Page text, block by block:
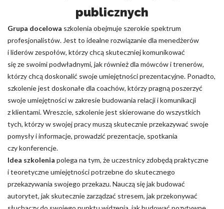
publicznych
Grupa docelowa szkolenia obejmuje szerokie spektrum
profesjonalistów. Jest to idealne rozwiązanie dla menedżerów
i liderów zespołów, którzy chcą skuteczniej komunikować
się ze swoimi podwładnymi, jak również dla mówców i trenerów,
którzy chcą doskonalić swoje umiejętności prezentacyjne. Ponadto,
szkolenie jest doskonałe dla coachów, którzy pragną poszerzyć
swoje umiejętności w zakresie budowania relacji i komunikacji
z klientami. Wreszcie, szkolenie jest skierowane do wszystkich
tych, którzy w swojej pracy muszą skutecznie przekazywać swoje
pomysły i informacje, prowadzić prezentacje, spotkania
czy konferencje.
Idea szkolenia polega na tym, że uczestnicy zdobędą praktyczne
i teoretyczne umiejętności potrzebne do skutecznego
przekazywania swojego przekazu. Nauczą się jak budować
autorytet, jak skutecznie zarządzać stresem, jak przekonywać